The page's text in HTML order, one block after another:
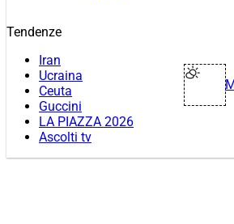
Tendenze
Iran
Ucraina
Ceuta
Guccini
LA PIAZZA 2026
Ascolti tv